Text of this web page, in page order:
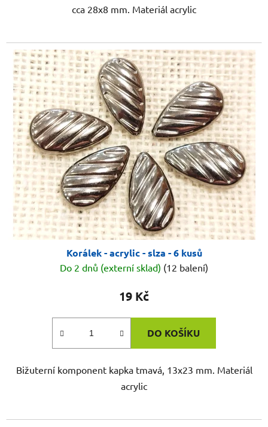
cca 28x8 mm. Materiál acrylic
Korálek - acrylic - slza - 6 kusů
Do 2 dnů (externí sklad) (12 balení)
19 Kč
DO KOŠÍKU
Bižuterní komponent kapka tmavá, 13x23 mm. Materiál
acrylic